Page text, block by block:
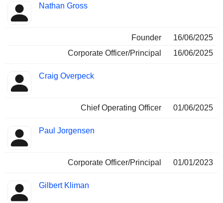
Nathan Gross
Founder
16/06/2025
Corporate Officer/Principal
16/06/2025
Craig Overpeck
Chief Operating Officer 01/06/2025
Paul Jorgensen
Corporate Officer/Principal 01/01/2023
Gilbert Kliman